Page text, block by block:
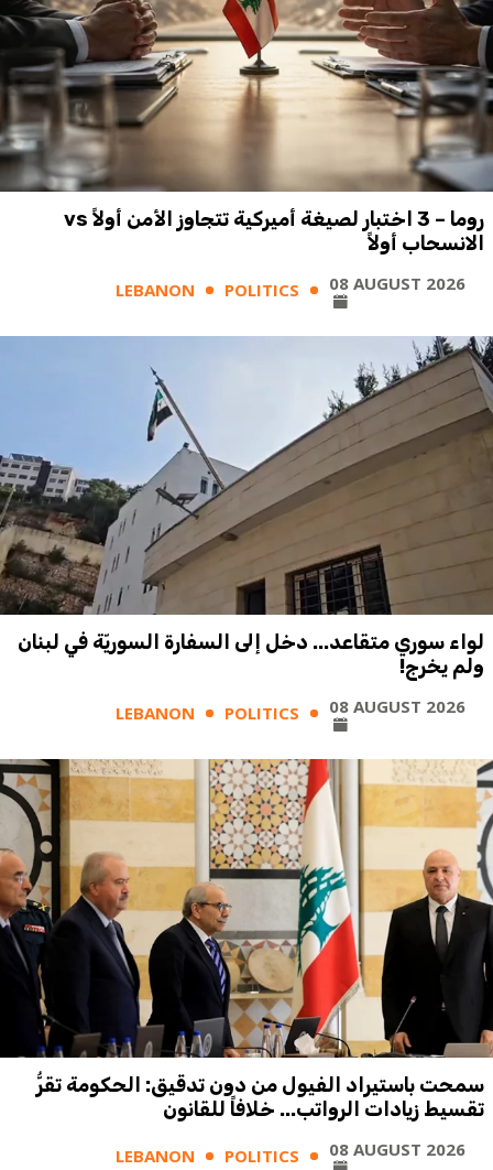
روما – 3 اختبار لصيغة أميركية تتجاوز الأمن أولاً vs
الانسحاب أولاً
LEBANON POLITICS 08 AUGUST 2026
لواء سوري متقاعد... دخل إلى السفارة السوريّة في لبنان
ولم يخرج!
LEBANON POLITICS 08 AUGUST 2026
سمحت باستيراد الفيول من دون تدقيق: الحكومة تقرُّ
تقسيط زيادات الرواتب... خلافاً للقانون
LEBANON POLITICS 08 AUGUST 2026